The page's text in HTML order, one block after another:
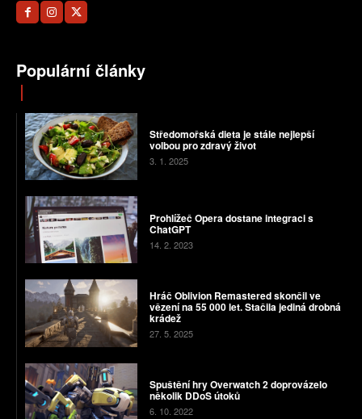
Populární články
Středomořská dieta je stále nejlepší
volbou pro zdravý život
3. 1. 2025
Prohlížeč Opera dostane integraci s
ChatGPT
14. 2. 2023
Hráč Oblivion Remastered skončil ve
vězení na 55 000 let. Stačila jediná drobná
krádež
27. 5. 2025
Spuštění hry Overwatch 2 doprovázelo
několik DDoS útoků
6. 10. 2022